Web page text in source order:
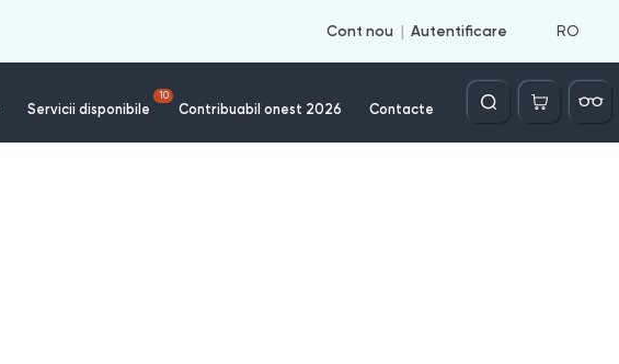
Cont nou Autentificare RO
Servicii disponibile
10
Contribuabil onest 2026 Contacte
Căutare